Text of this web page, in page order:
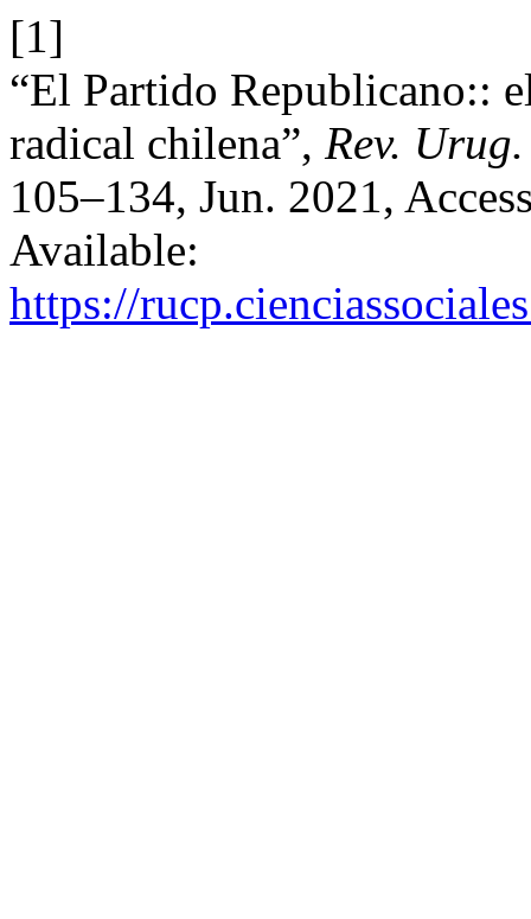
[1]
“El Partido Republicano::
radical chilena”, Rev.
105–134, Jun. 2021,
Available:
https://